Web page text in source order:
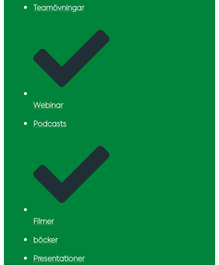
Teamövningar
Webinar
Podcasts
Filmer
böcker
Presentationer